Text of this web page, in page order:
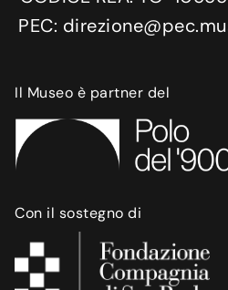
PEC:
Il Museo è partner del
Con il sostegno di